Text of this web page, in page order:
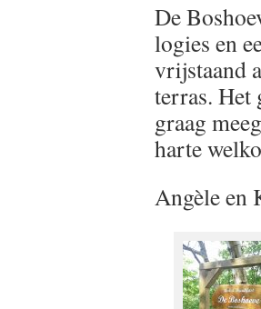
De
logies en
vrijstaand
terras. Het
graag
harte
Angèle en